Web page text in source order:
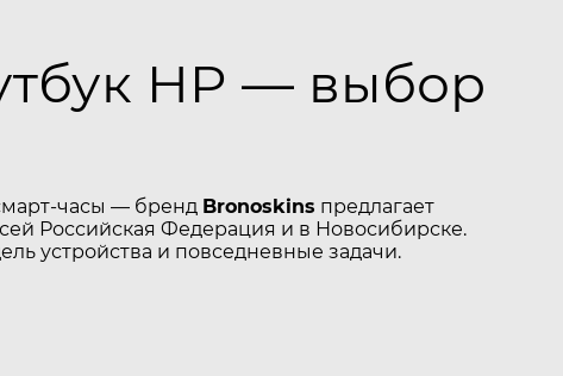
HP — выбор
часы — бренд Bronoskins предлагает
Российская Федерация и в Новосибирске.
устройства и повседневные задачи.